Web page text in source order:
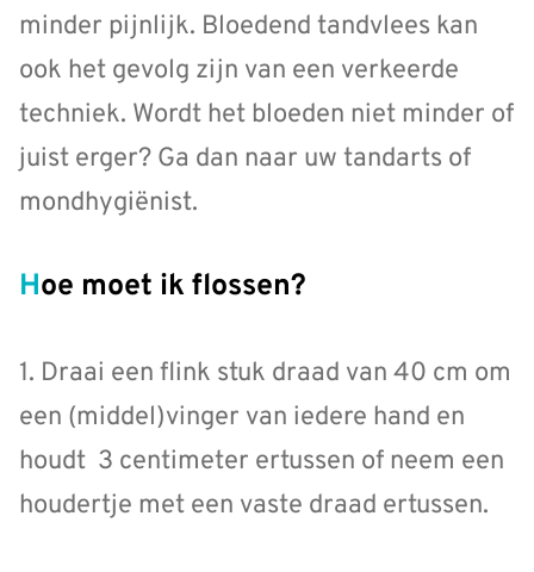
minder pijnlijk. Bloedend tandvlees kan
ook het gevolg zijn van een verkeerde
techniek. Wordt het bloeden niet minder of
juist erger? Ga dan naar uw tandarts of
mondhygiënist.
Hoe moet ik flossen?
1. Draai een flink stuk draad van 40 cm om
een (middel)vinger van iedere hand en
houdt 3 centimeter ertussen of neem een
houdertje met een vaste draad ertussen.